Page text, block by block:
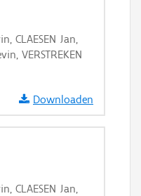
CLAESEN Jan,
VERSTREKEN
Downloaden
CLAESEN Jan,